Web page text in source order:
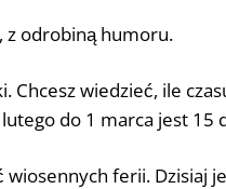
z odrobiną humoru.
Chcesz wiedzieć, ile
do 1 marca jest 15
wiosennych ferii. Dzisiaj